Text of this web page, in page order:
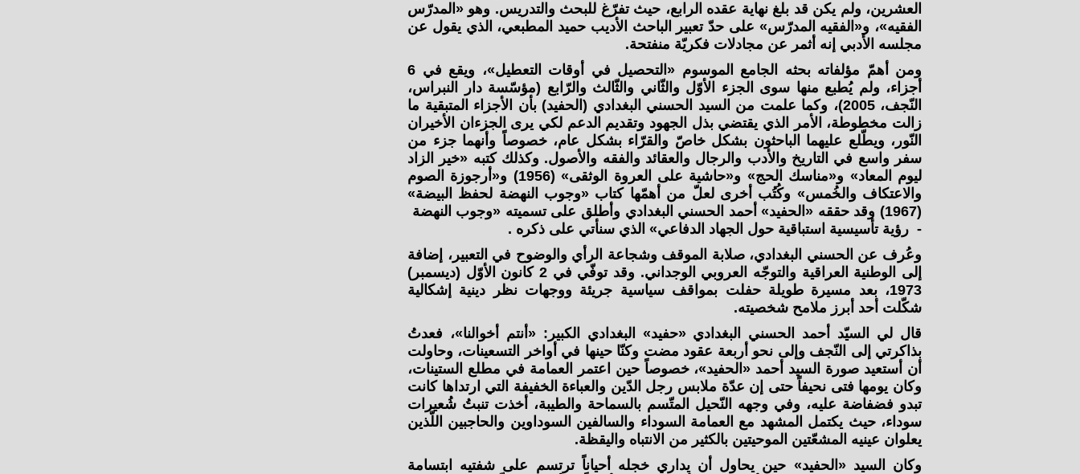
العشرين، ولم يكن قد بلغ نهاية عقده الرابع، حيث تفرّغ للبحث والتدريس. وهو «المدرّس
الفقيه»، و«الفقيه المدرّس» على حدّ تعبير الباحث الأديب حميد المطبعي، الذي يقول عن
مجلسه الأدبي إنه أثمر عن مجادلات فكريّة منفتحة.
ومن أهمّ مؤلفاته بحثه الجامع الموسوم «التحصيل في أوقات التعطيل»، ويقع في 6
أجزاء، ولم يُطبع منها سوى الجزء الأوّل والثّاني والثّالث والرّابع (مؤسّسة دار النبراس،
النّجف، 2005)، وكما علمت من السيد الحسني البغدادي (الحفيد) بأن الأجزاء المتبقية ما
زالت مخطوطة، الأمر الذي يقتضي بذل الجهود وتقديم الدعم لكي يرى الجزءان الأخيران
النّور، ويطّلع عليهما الباحثون بشكل خاصّ والقرّاء بشكل عام، خصوصاً وأنهما جزء من
سفر واسع في التاريخ والأدب والرجال والعقائد والفقه والأصول. وكذلك كتبه «خير الزاد
ليوم المعاد» و«مناسك الحج» و«حاشية على العروة الوثقى» (1956) و«أرجوزة الصوم
والاعتكاف والخُمس» وكُتُب أخرى لعلّ من أهمّها كتاب «وجوب النهضة لحفظ البيضة»
(1967) وقد حققه «الحفيد» أحمد الحسني البغدادي وأطلق على تسميته «وجوب النهضة
- رؤية تأسيسية استباقية حول الجهاد الدفاعي» الذي سنأتي على ذكره .
وعُرف عن الحسني البغدادي، صلابة الموقف وشجاعة الرأي والوضوح في التعبير، إضافة
إلى الوطنية العراقية والتوجّه العروبي الوجداني. وقد توفّي في 2 كانون الأوّل (ديسمبر)
1973، بعد مسيرة طويلة حفلت بمواقف سياسية جريئة ووجهات نظر دينية إشكالية
شكّلت أحد أبرز ملامح شخصيته.
قال لي السيّد أحمد الحسني البغدادي «حفيد» البغدادي الكبير: «أنتم أخوالنا»، فعدتُ
بذاكرتي إلى النّجف وإلى نحو أربعة عقود مضت وكنّا حينها في أواخر التسعينات، وحاولت
أن أستعيد صورة السيد أحمد «الحفيد»، خصوصاً حين اعتمر العمامة في مطلع الستينات،
وكان يومها فتى نحيفاً حتى إن عدّة ملابس رجل الدّين والعباءة الخفيفة التي ارتداها كانت
تبدو فضفاضة عليه، وفي وجهه النّحيل المتّسم بالسماحة والطيبة، أخذت تنبتُ شُعيرات
سوداء، حيث يكتمل المشهد مع العمامة السوداء والسالفين السوداوين والحاجبين اللّذين
يعلوان عينيه المشعّتين الموحيتين بالكثير من الانتباه واليقظة.
وكان السيد «الحفيد» حين يحاول أن يداري خجله أحياناً ترتسم على شفتيه ابتسامة